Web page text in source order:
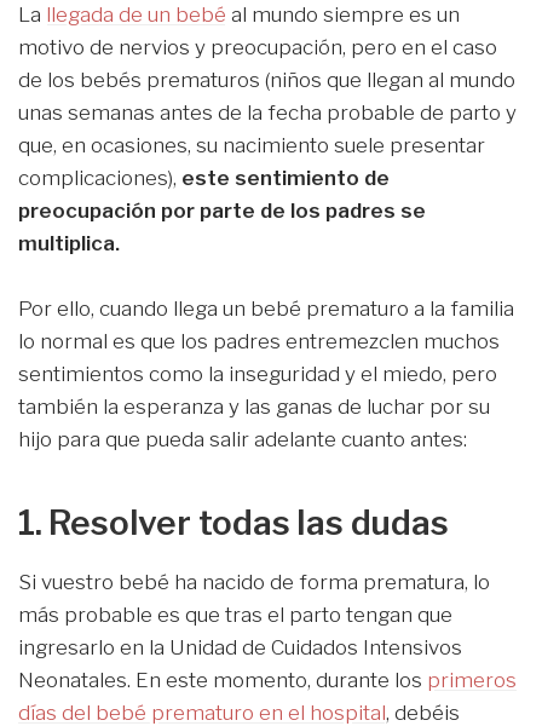
La llegada de un bebé al mundo siempre es un
motivo de nervios y preocupación, pero en el caso
de los bebés prematuros (niños que llegan al mundo
unas semanas antes de la fecha probable de parto y
que, en ocasiones, su nacimiento suele presentar
complicaciones), este sentimiento de
preocupación por parte de los padres se
multiplica.
Por ello, cuando llega un bebé prematuro a la familia
lo normal es que los padres entremezclen muchos
sentimientos como la inseguridad y el miedo, pero
también la esperanza y las ganas de luchar por su
hijo para que pueda salir adelante cuanto antes:
1. Resolver todas las dudas
Si vuestro bebé ha nacido de forma prematura, lo
más probable es que tras el parto tengan que
ingresarlo en la Unidad de Cuidados Intensivos
Neonatales. En este momento, durante los primeros
días del bebé prematuro en el hospital, debéis